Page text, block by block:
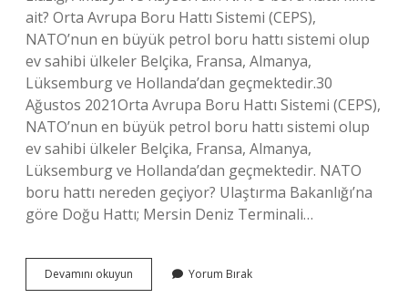
ait? Orta Avrupa Boru Hattı Sistemi (CEPS),
NATO’nun en büyük petrol boru hattı sistemi olup
ev sahibi ülkeler Belçika, Fransa, Almanya,
Lüksemburg ve Hollanda’dan geçmektedir.30
Ağustos 2021Orta Avrupa Boru Hattı Sistemi (CEPS),
NATO’nun en büyük petrol boru hattı sistemi olup
ev sahibi ülkeler Belçika, Fransa, Almanya,
Lüksemburg ve Hollanda’dan geçmektedir. NATO
boru hattı nereden geçiyor? Ulaştırma Bakanlığı’na
göre Doğu Hattı; Mersin Deniz Terminali…
Devamını okuyun
Pol
Yorum Bırak